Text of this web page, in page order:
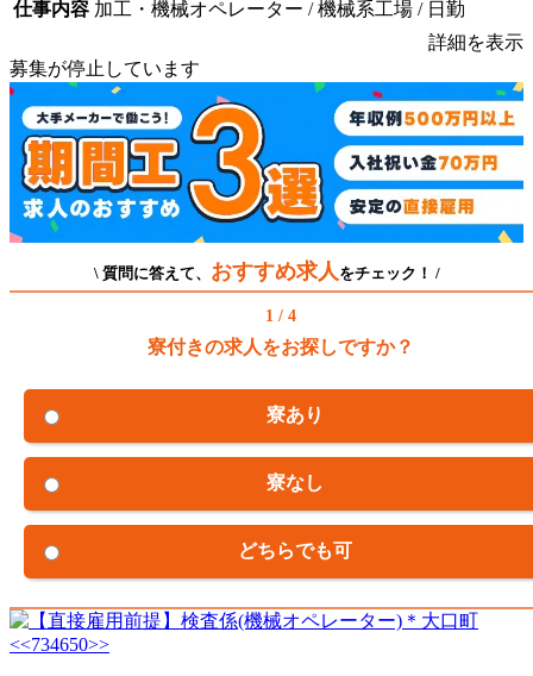
仕事内容 加工・機械オペレーター / 機械系工場 / 日勤
詳細を表示
募集が停止しています
\ 質問に答えて、 おすすめ求人 をチェック！ /
1 / 4
寮付きの求人をお探しですか？
寮あり
寮なし
どちらでも可